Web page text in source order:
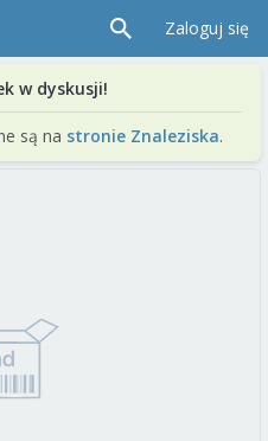
Zaloguj się
w dyskusji!
są na stronie Znaleziska.